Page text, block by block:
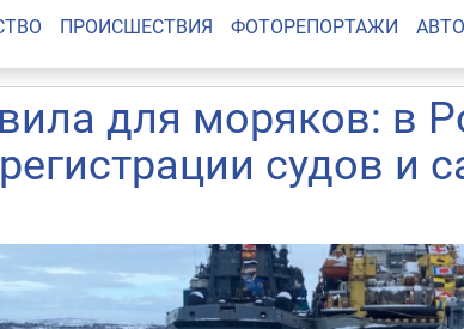
ПРОИСШЕСТВИЯ ФОТОРЕПОРТАЖИ
для моряков: в
судов и